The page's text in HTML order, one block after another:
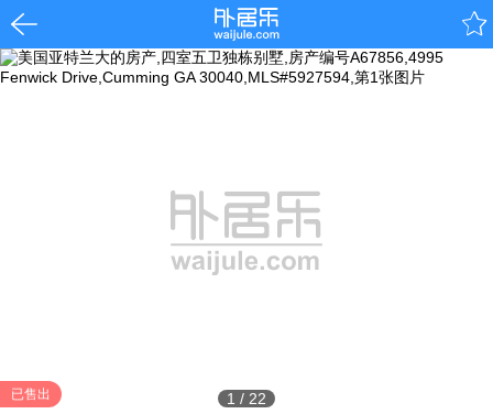
1 / 22
已售出